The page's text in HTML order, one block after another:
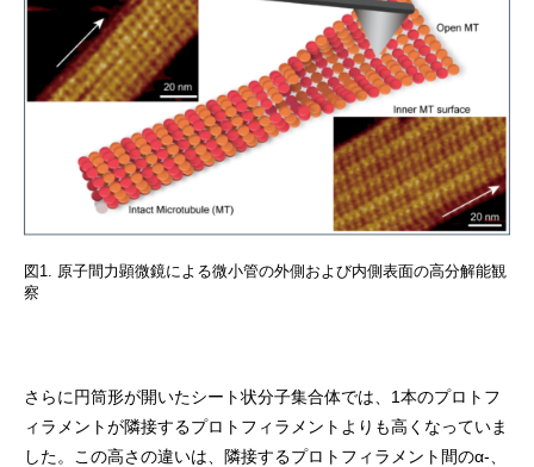
図1. 原子間力顕微鏡による微小管の外側および内側表面の高分解能観
察
さらに円筒形が開いたシート状分子集合体では、1本のプロトフ
ィラメントが隣接するプロトフィラメントよりも高くなっていま
した。この高さの違いは、隣接するプロトフィラメント間のα-、